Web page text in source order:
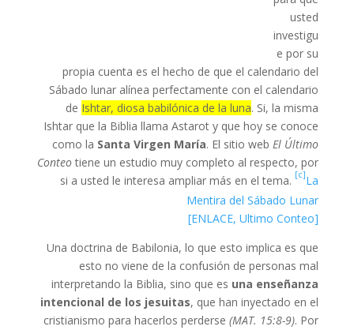
usted
investigu
e por su
propia cuenta es el hecho de que el calendario del
Sábado lunar alínea perfectamente con el calendario
de Ishtar, diosa babilónica de la luna. Si, la misma
Ishtar que la Biblia llama Astarot y que hoy se conoce
como la Santa Virgen María. El sitio webEl Último
Conteotiene un estudio muy completo al respecto, por
si a usted le interesa ampliar más en el tema. [c]La
Mentira del Sábado Lunar
[ENLACE, Ultimo Conteo]
Una doctrina de Babilonia, lo que esto implica es que
esto no viene de la confusión de personas mal
interpretando la Biblia, sino que es una enseñanza
intencional de los jesuitas, que han inyectado en el
cristianismo para hacerlos perderse(MAT. 15:8-9). Por